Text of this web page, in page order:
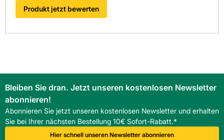
Produkt jetzt bewerten
Bleiben Sie dran. Jetzt unseren kostenlosen Newsletter
abonnieren!
Abonnieren Sie jetzt unseren kostenlosen Newsletter und erhalten
Sie bei Ihrer nächsten Bestellung 10€ Sofort-Rabatt.*
Hier schnell unseren Newsletter abonnieren